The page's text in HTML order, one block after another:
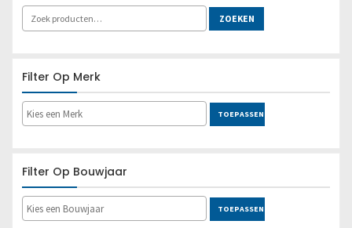
ZOEKEN
Filter Op Merk
TOEPASSEN
Filter Op Bouwjaar
TOEPASSEN